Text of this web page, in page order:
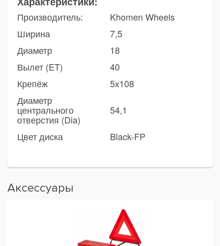
Производитель:
Khomen Wheels
Ширина
7,5
Диаметр
18
Вылет (ET)
40
Крепёж
5x108
Диаметр
центрального
отверстия (Dia)
54,1
Цвет диска Black-FP
Аксессуары